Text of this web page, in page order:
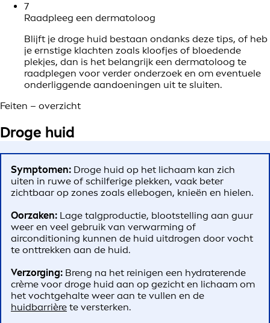
7
Raadpleeg een dermatoloog
Blijft je droge huid bestaan ondanks deze tips, of heb
je ernstige klachten zoals kloofjes of bloedende
plekjes, dan is het belangrijk een dermatoloog te
raadplegen voor verder onderzoek en om eventuele
onderliggende aandoeningen uit te sluiten.
Feiten – overzicht
Droge huid
Symptomen: Droge huid op het lichaam kan zich
uiten in ruwe of schilferige plekken, vaak beter
zichtbaar op zones zoals ellebogen, knieën en hielen.
Oorzaken: Lage talgproductie, blootstelling aan guur
weer en veel gebruik van verwarming of
airconditioning kunnen de huid uitdrogen door vocht
te onttrekken aan de huid.
Verzorging: Breng na het reinigen een hydraterende
crème voor droge huid aan op gezicht en lichaam om
het vochtgehalte weer aan te vullen en de
huidbarrière te versterken.